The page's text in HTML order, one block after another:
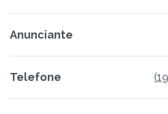
Anunciante
Telefone